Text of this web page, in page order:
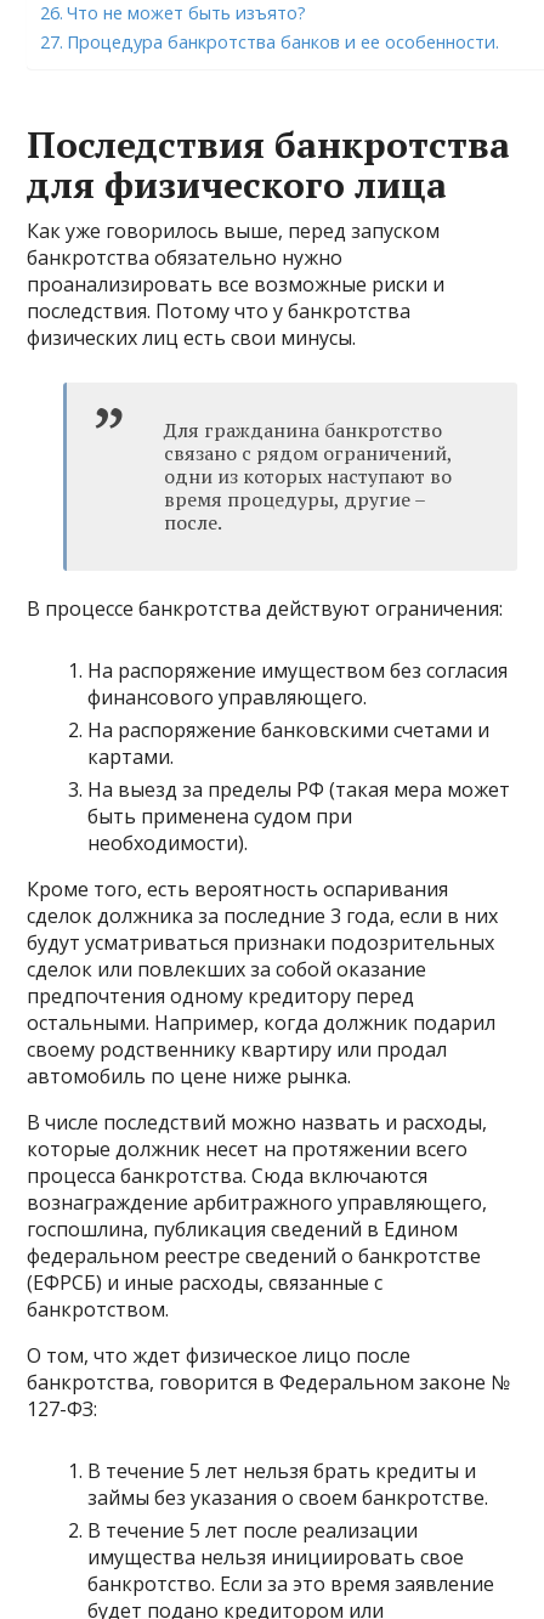
Что не может быть изъято?
Процедура банкротства банков и ее особенности.
Последствия банкротства
для физического лица
Как уже говорилось выше, перед запуском
банкротства обязательно нужно
проанализировать все возможные риски и
последствия. Потому что у банкротства
физических лиц есть свои минусы.
Для гражданина банкротство
связано с рядом ограничений,
одни из которых наступают во
время процедуры, другие –
после.
В процессе банкротства действуют ограничения:
На распоряжение имуществом без согласия
финансового управляющего.
На распоряжение банковскими счетами и
картами.
На выезд за пределы РФ (такая мера может
быть применена судом при
необходимости).
Кроме того, есть вероятность оспаривания
сделок должника за последние 3 года, если в них
будут усматриваться признаки подозрительных
сделок или повлекших за собой оказание
предпочтения одному кредитору перед
остальными. Например, когда должник подарил
своему родственнику квартиру или продал
автомобиль по цене ниже рынка.
В числе последствий можно назвать и расходы,
которые должник несет на протяжении всего
процесса банкротства. Сюда включаются
вознаграждение арбитражного управляющего,
госпошлина, публикация сведений в Едином
федеральном реестре сведений о банкротстве
(ЕФРСБ) и иные расходы, связанные с
банкротством.
О том, что ждет физическое лицо после
банкротства, говорится вФедеральном законе №
127-ФЗ:
В течение 5 лет нельзя брать кредиты и
займы без указания о своем банкротстве.
В течение 5 лет после реализации
имущества нельзя инициировать свое
банкротство. Если за это время заявление
будет подано кредитором или